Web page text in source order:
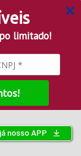
limitado!
nosso APP